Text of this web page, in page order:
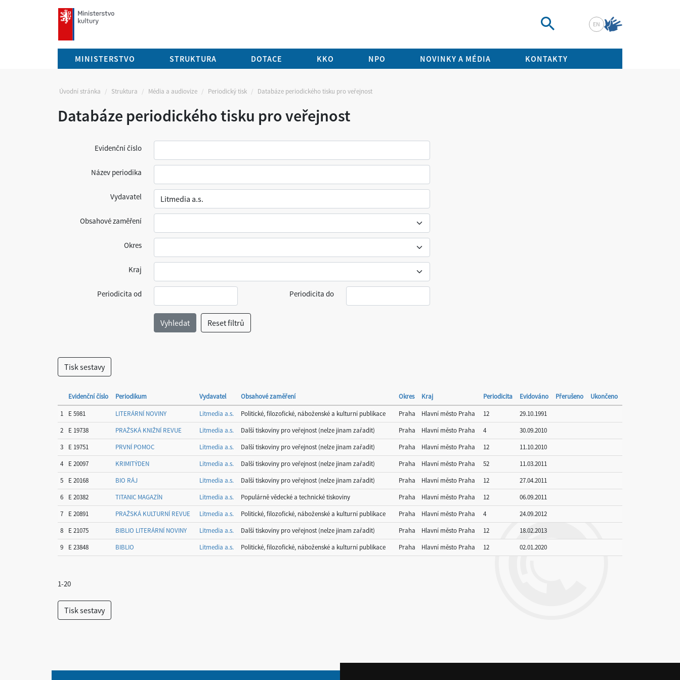
mkcr.cz
EN
MINISTERSTVO STRUKTURA DOTACE KKO NPO NOVINKY A MÉDIA KONTAKTY
Úvodní stránka Struktura Média a audiovize Periodický tisk Databáze periodického tisku pro veřejnost
Databáze periodického tisku pro veřejnost
Evidenční číslo
Název periodika
Vydavatel
Obsahové zaměření
Okres
Kraj
Periodicita od Periodicita do
Evidenční číslo Periodikum Vydavatel Obsahové zaměření Okres Kraj Periodicita Evidováno Přerušeno
Ukončeno
1
E 5981 LITERÁRNÍ NOVINY Litmedia a.s. Politické, filozofické, náboženské a kulturní publikace Praha Hlavní město Praha 12
29.10.1991
2
E 19738 PRAŽSKÁ KNIŽNÍ REVUE Litmedia a.s. Další tiskoviny pro veřejnost (nelze jinam zařadit) Praha Hlavní město Praha 4
30.09.2010
3
E 19751 PRVNÍ POMOC Litmedia a.s. Další tiskoviny pro veřejnost (nelze jinam zařadit) Praha Hlavní město Praha 12
11.10.2010
4
E 20097 KRIMITÝDEN Litmedia a.s. Další tiskoviny pro veřejnost (nelze jinam zařadit) Praha Hlavní město Praha 52
11.03.2011
5
E 20168 BIO RÁJ Litmedia a.s. Další tiskoviny pro veřejnost (nelze jinam zařadit) Praha Hlavní město Praha 12
27.04.2011
6
E 20382 TITANIC MAGAZÍN Litmedia a.s. Populárně vědecké a technické tiskoviny Praha Hlavní město Praha 12
06.09.2011
7
E 20891 PRAŽSKÁ KULTURNÍ REVUE Litmedia a.s. Politické, filozofické, náboženské a kulturní publikace Praha Hlavní město Praha 4
24.09.2012
8
E 21075 BIBLIO LITERÁRNÍ NOVINY Litmedia a.s. Další tiskoviny pro veřejnost (nelze jinam zařadit) Praha Hlavní město Praha 12
18.02.2013
9
E 23848 BIBLIO Litmedia a.s. Politické, filozofické, náboženské a kulturní publikace Praha Hlavní město Praha 12 02.01.2020
1-20